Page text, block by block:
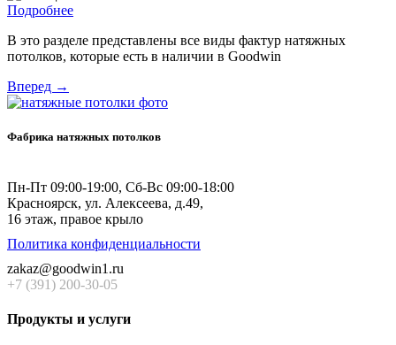
Подробнее
В это разделе представлены все виды фактур натяжных
потолков, которые есть в наличии в Goodwin
Вперед →
Фабрика натяжных потолков
Пн-Пт 09:00-19:00, Сб-Вс 09:00-18:00
Красноярск, ул. Алексеева, д.49,
16 этаж, правое крыло
Политика конфиденциальности
zakaz@goodwin1.ru
+7 (391) 200-30-05
Продукты и услуги